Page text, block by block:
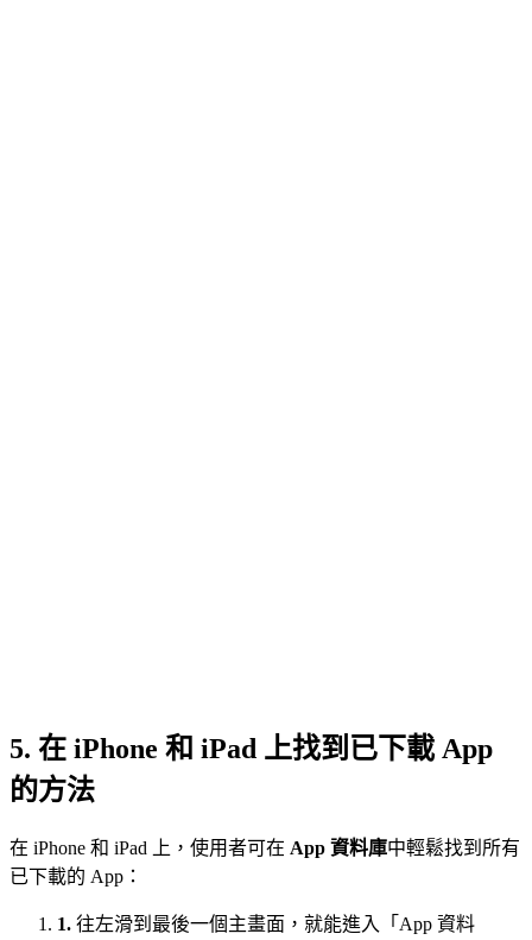
5. 在 iPhone 和 iPad 上找到已下載 App
的方法
在 iPhone 和 iPad 上，使用者可在 App 資料庫中輕鬆找到所有
已下載的 App：
1. 往左滑到最後一個主畫面，就能進入「App 資料